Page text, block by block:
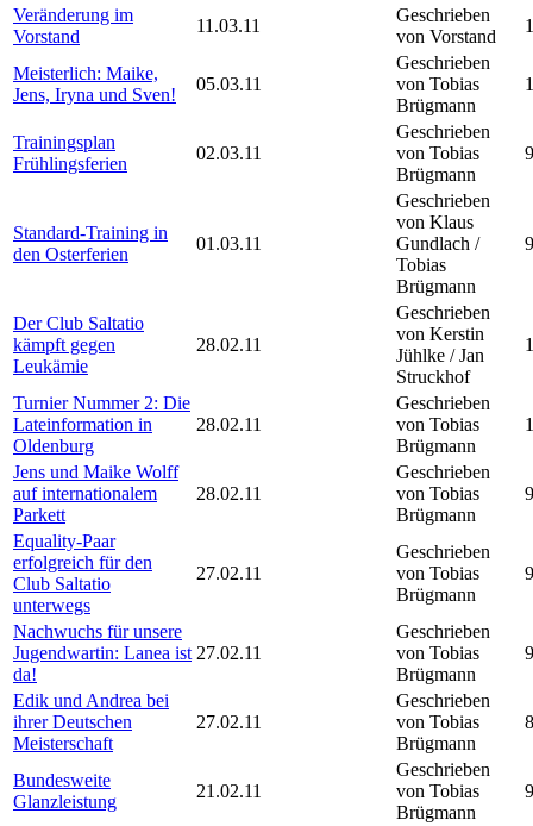
Veränderung im
Vorstand
11.03.11
Geschrieben
von Vorstand
Meisterlich: Maike,
Jens, Iryna und Sven!
05.03.11
Geschrieben
von Tobias
Brügmann
Trainingsplan
Frühlingsferien
02.03.11
Geschrieben
von Tobias
Brügmann
Standard-Training in
den Osterferien
01.03.11
Geschrieben
von Klaus
Gundlach /
Tobias
Brügmann
Der Club Saltatio
kämpft gegen
Leukämie
28.02.11
Geschrieben
von Kerstin
Jühlke / Jan
Struckhof
Turnier Nummer 2: Die
Lateinformation in
Oldenburg
28.02.11
Geschrieben
von Tobias
Brügmann
Jens und Maike Wolff
auf internationalem
Parkett
28.02.11
Geschrieben
von Tobias
Brügmann
Equality-Paar
erfolgreich für den
Club Saltatio
unterwegs
27.02.11
Geschrieben
von Tobias
Brügmann
Nachwuchs für unsere
Jugendwartin: Lanea ist
da!
27.02.11
Geschrieben
von Tobias
Brügmann
Edik und Andrea bei
ihrer Deutschen
Meisterschaft
27.02.11
Geschrieben
von Tobias
Brügmann
Bundesweite
Glanzleistung
21.02.11
Geschrieben
von Tobias
Brügmann